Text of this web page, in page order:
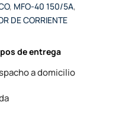
, MFO-40 150/5A,
DE CORRIENTE
de entrega
a domicilio